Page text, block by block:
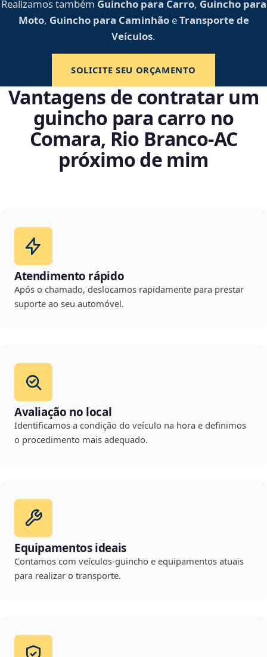
Realizamos também Guincho para Carro, Guincho para
Moto, Guincho para CaminhãoeTransporte de
Veículos.
SOLICITE SEU ORÇAMENTO
Vantagens de contratar um
guincho para carro no
Comara, Rio Branco‑AC
próximo de mim
Atendimento rápido
Após o chamado, deslocamos rapidamente para prestar
suporte ao seu automóvel.
Avaliação no local
Identificamos a condição do veículo na hora e definimos
o procedimento mais adequado.
Equipamentos ideais
Contamos com veículos-guincho e equipamentos atuais
para realizar o transporte.